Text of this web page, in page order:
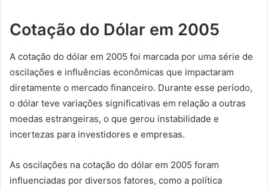
Cotação do Dólar em 2005
A cotação do dólar em 2005 foi marcada por uma série de
oscilações e influências econômicas que impactaram
diretamente o mercado financeiro. Durante esse período,
o dólar teve variações significativas em relação a outras
moedas estrangeiras, o que gerou instabilidade e
incertezas para investidores e empresas.
As oscilações na cotação do dólar em 2005 foram
influenciadas por diversos fatores, como a política